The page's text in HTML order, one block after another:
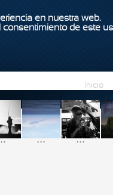
en nuestra web.
de este
Inicio
... ...